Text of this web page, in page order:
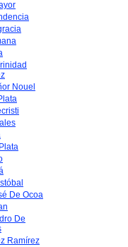
Nouel
De Ocoa
De
Ramírez